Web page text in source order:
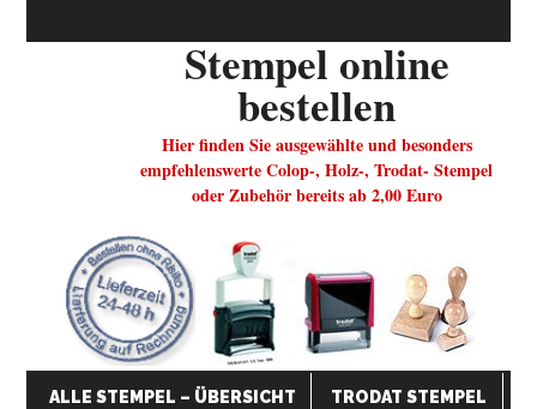
Stempel online
bestellen
Hier finden Sie ausgewählte und besonders
empfehlenswerte Colop-, Holz-, Trodat- Stempel
oder Zubehör bereits ab 2,00 Euro
ALLE STEMPEL – ÜBERSICHT TRODAT STEMPEL